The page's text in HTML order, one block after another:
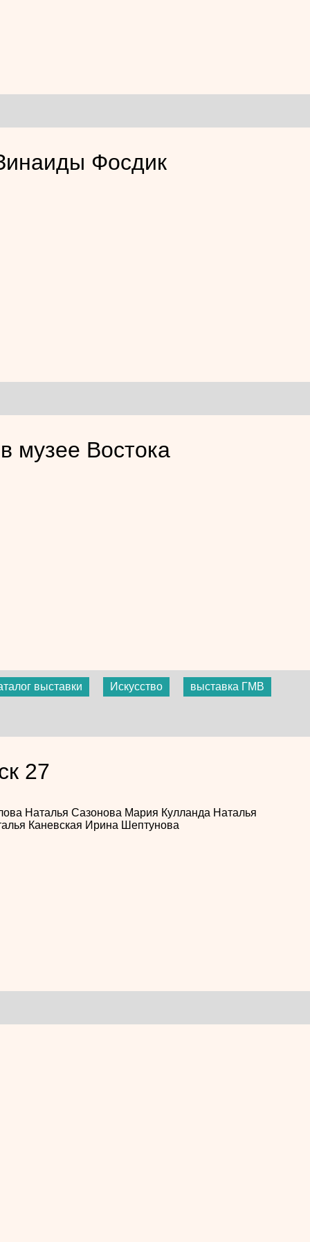
Фосдик
музее Востока
выставки Искусство выставка ГМВ
27
Наталья Сазонова Мария Кулланда Наталья
Каневская Ирина Шептунова